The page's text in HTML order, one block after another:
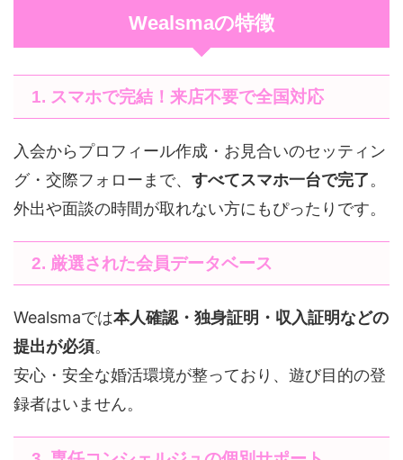
Wealsmaの特徴
1. スマホで完結！来店不要で全国対応
入会からプロフィール作成・お見合いのセッティン
グ・交際フォローまで、 すべてスマホ一台で完了。
外出や面談の時間が取れない方にもぴったりです。
2. 厳選された会員データベース
Wealsmaでは本人確認・独身証明・収入証明などの
提出が必須。
安心・安全な婚活環境が整っており、遊び目的の登
録者はいません。